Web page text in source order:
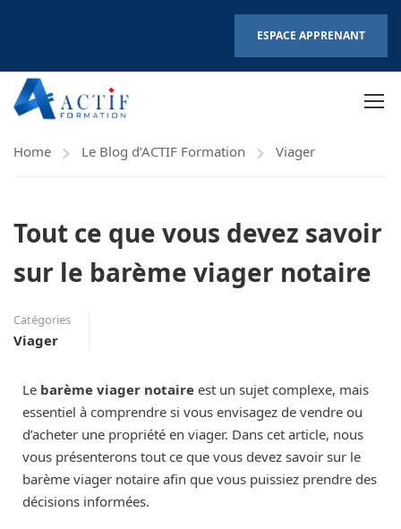
ESPACE APPRENANT
Home Le Blog d’ACTIF Formation Viager
Tout ce que vous devez savoir
sur le barème viager notaire
Catégories
Viager
Le barème viager notaire est un sujet complexe, mais
essentiel à comprendre si vous envisagez de vendre ou
d’acheter une propriété en viager. Dans cet article, nous
vous présenterons tout ce que vous devez savoir sur le
barème viager notaire afin que vous puissiez prendre des
décisions informées.